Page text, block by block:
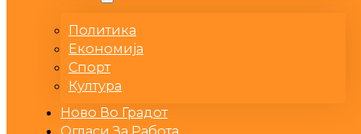
Политика
Економија
Спорт
Култура
Ново Во Градот
Огласи За Работа